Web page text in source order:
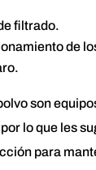
filtrado.
de
son
lo que les
para